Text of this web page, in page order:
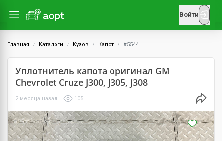
Войти
Главная Каталоги Кузов Капот #5544
Уплотнитель капота оригинал GM
Chevrolet Cruze J300, J305, J308
2 месяца назад 105